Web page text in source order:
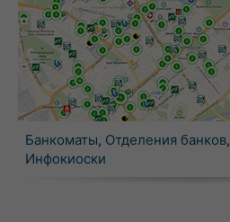
Банкоматы, Отделения банков,
Инфокиоски